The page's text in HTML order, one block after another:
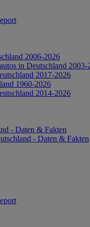
2006-2026
in Deutschland 2003-
2017-2026
1960-2026
2014-2026
- Daten & Fakten
- Daten & Fakten